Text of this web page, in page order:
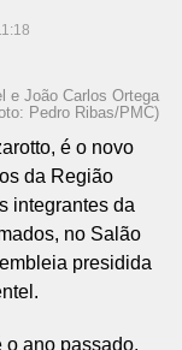
e João Carlos Ortega
Pedro Ribas/PMC)
é o novo
da Região
integrantes da
no Salão
presidida
o ano passado,